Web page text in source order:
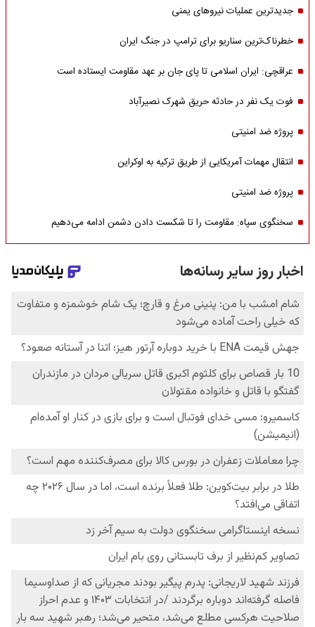
جدیدترین عملیات نیروهای یمنی
خطرناک‌ترین سناریو برای ترامپ در جنگ ایران
عراقچی: ایران اسلامی تا پای جان بر عهد مقاومت ایستاده است
فوت یک نفر در حادثه حریق شهرک نصیرآباد
پروژه ضد امنیتی
انتقال مهمات آمریکایی از طریق ترکیه به اوکراین
پروژه ضد امنیتی
سخنگوی سپاه: مقاومت را تا شکست دادن دشمن ادامه می‌دهیم